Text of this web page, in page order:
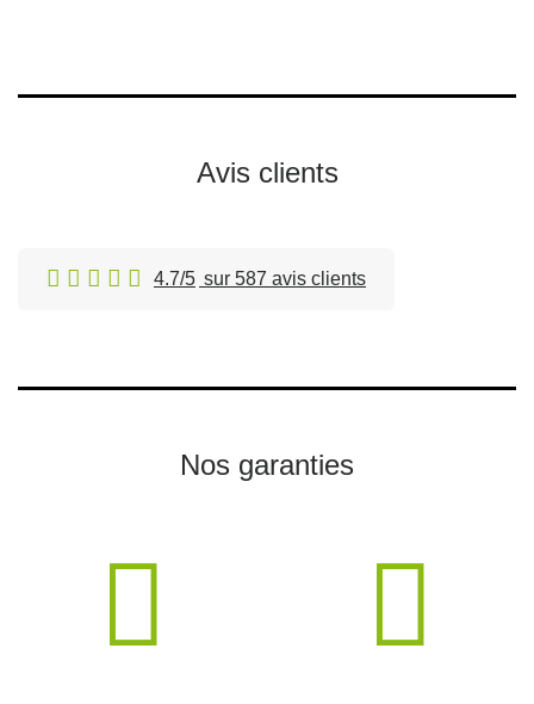
Avis clients
4.7/5 sur 587 avis clients
Nos garanties